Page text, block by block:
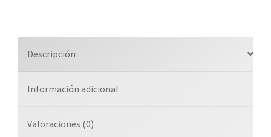
Descripción
Información adicional
Valoraciones (0)